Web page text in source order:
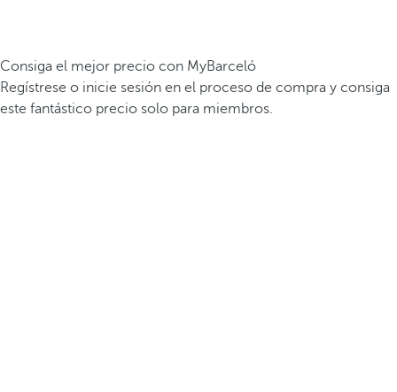
Consiga el mejor precio con MyBarceló
Regístrese o inicie sesión en el proceso de compra y consiga
este fantástico precio solo para miembros.